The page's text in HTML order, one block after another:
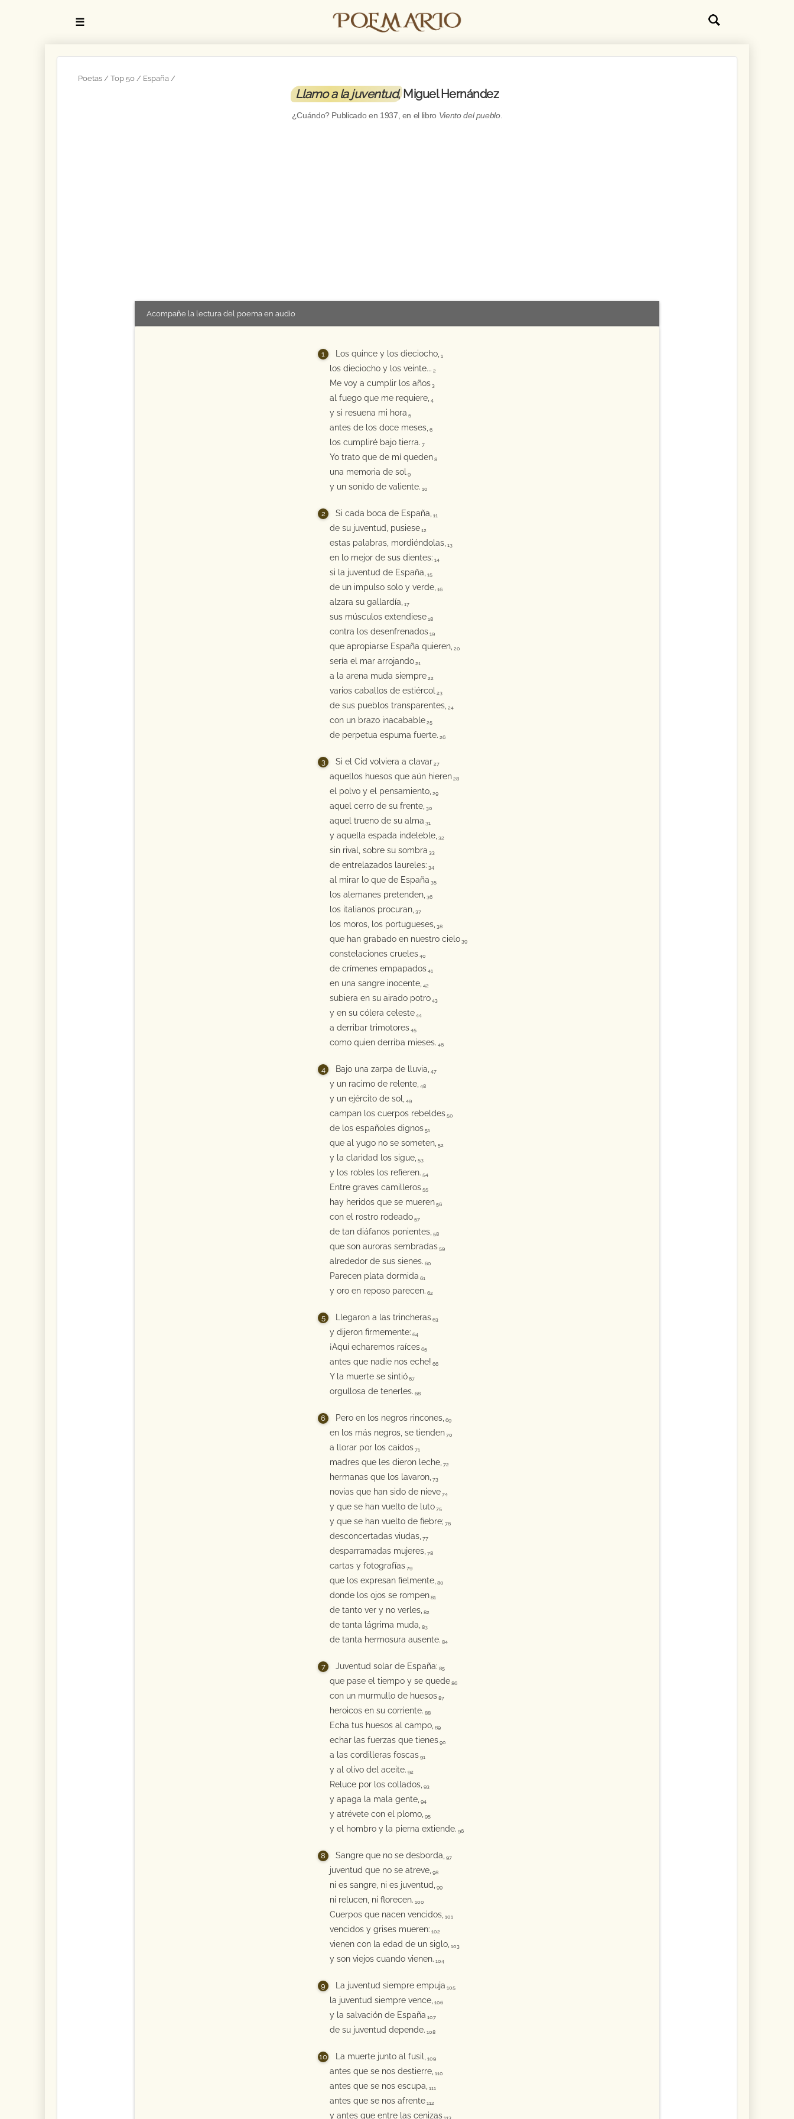
☰
Poetas Top 50 España
Llamo a la juventud, Miguel Hernández
¿Cuándo? Publicado en 1937 , en el libro Viento del pueblo.
Acompañe la lectura del poema en audio
Los quince y los dieciocho, 1
los dieciocho y los veinte... 2
Me voy a cumplir los años 3
al fuego que me requiere, 4
y si resuena mi hora 5
antes de los doce meses, 6
los cumpliré bajo tierra. 7
Yo trato que de mí queden 8
una memoria de sol 9
y un sonido de valiente. 10
Si cada boca de España, 11
de su juventud, pusiese 12
estas palabras, mordiéndolas, 13
en lo mejor de sus dientes: 14
si la juventud de España, 15
de un impulso solo y verde, 16
alzara su gallardía, 17
sus músculos extendiese 18
contra los desenfrenados 19
que apropiarse España quieren, 20
sería el mar arrojando 21
a la arena muda siempre 22
varios caballos de estiércol 23
de sus pueblos transparentes, 24
con un brazo inacabable 25
de perpetua espuma fuerte. 26
Si el Cid volviera a clavar 27
aquellos huesos que aún hieren 28
el polvo y el pensamiento, 29
aquel cerro de su frente, 30
aquel trueno de su alma 31
y aquella espada indeleble, 32
sin rival, sobre su sombra 33
de entrelazados laureles: 34
al mirar lo que de España 35
los alemanes pretenden, 36
los italianos procuran, 37
los moros, los portugueses, 38
que han grabado en nuestro cielo 39
constelaciones crueles 40
de crímenes empapados 41
en una sangre inocente, 42
subiera en su airado potro 43
y en su cólera celeste 44
a derribar trimotores 45
como quien derriba mieses. 46
Bajo una zarpa de lluvia, 47
y un racimo de relente, 48
y un ejército de sol, 49
campan los cuerpos rebeldes 50
de los españoles dignos 51
que al yugo no se someten, 52
y la claridad los sigue, 53
y los robles los refieren. 54
Entre graves camilleros 55
hay heridos que se mueren 56
con el rostro rodeado 57
de tan diáfanos ponientes, 58
que son auroras sembradas 59
alrededor de sus sienes. 60
Parecen plata dormida 61
y oro en reposo parecen. 62
Llegaron a las trincheras 63
y dijeron firmemente: 64
¡Aquí echaremos raíces 65
antes que nadie nos eche! 66
Y la muerte se sintió 67
orgullosa de tenerles. 68
Pero en los negros rincones, 69
en los más negros, se tienden 70
a llorar por los caídos 71
madres que les dieron leche, 72
hermanas que los lavaron, 73
novias que han sido de nieve 74
y que se han vuelto de luto 75
y que se han vuelto de fiebre; 76
desconcertadas viudas, 77
desparramadas mujeres, 78
cartas y fotografías 79
que los expresan fielmente, 80
donde los ojos se rompen 81
de tanto ver y no verles, 82
de tanta lágrima muda, 83
de tanta hermosura ausente. 84
Juventud solar de España: 85
que pase el tiempo y se quede 86
con un murmullo de huesos 87
heroicos en su corriente. 88
Echa tus huesos al campo, 89
echar las fuerzas que tienes 90
a las cordilleras foscas 91
y al olivo del aceite. 92
Reluce por los collados, 93
y apaga la mala gente, 94
y atrévete con el plomo, 95
y el hombro y la pierna extiende. 96
Sangre que no se desborda, 97
juventud que no se atreve, 98
ni es sangre, ni es juventud, 99
ni relucen, ni florecen. 100
Cuerpos que nacen vencidos, 101
vencidos y grises mueren: 102
vienen con la edad de un siglo, 103
y son viejos cuando vienen. 104
La juventud siempre empuja 105
la juventud siempre vence, 106
y la salvación de España 107
de su juventud depende. 108
La muerte junto al fusil, 109
antes que se nos destierre, 110
antes que se nos escupa, 111
antes que se nos afrente 112
y antes que entre las cenizas 113